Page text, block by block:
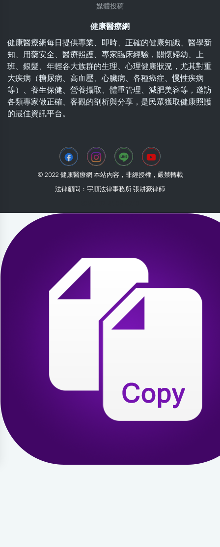
媒體投稿
健康醫療網
健康醫療網每日提供專業、即時、正確的健康知識、醫學新
知、用藥安全、醫療照護、專家臨床經驗，關懷婦幼、上
班、銀髮、年輕各大族群的生理、心理健康狀況，尤其對重
大疾病（糖尿病、高血壓、心臟病、各種癌症、慢性疾病
等）、養生保健、營養攝取、體重管理、減肥美容等，邀訪
各類專家做正確、客觀的剖析與分享，是民眾獲取健康照護
的最佳資訊平台。
© 2022 健康醫療網 本站內容，非經授權，嚴禁轉載
法律顧問：宇順法律事務所 張耕豪律師